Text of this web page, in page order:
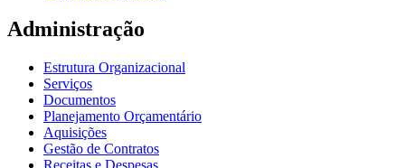
Administração
Estrutura Organizacional
Serviços
Documentos
Planejamento Orçamentário
Aquisições
Gestão de Contratos